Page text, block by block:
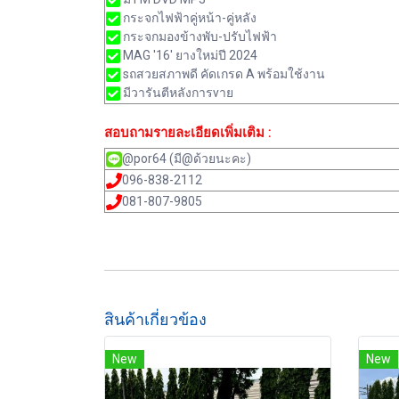
กระจกไฟฟ้าคู่หน้า-คู่หลัง
กระจกมองข้างพับ-ปรับไฟฟ้า
MAG '16' ยางใหม่ปี 2024
sถสวยสภาพดี คัดเกรด A พร้อมใช้งาน
มีวารันตีหลังการvาย
สอบถามรายละเอียดเพิ่มเติม :
@por64 (มี@ด้วยนะคะ)
096-838-2112
081-807-9805
สินค้าเกี่ยวข้อง
New New